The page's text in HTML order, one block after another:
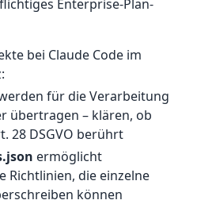
Enterprise-Plan-
bei Claude Code im
für die Verarbeitung
übertragen – klären, ob
28 DSGVO berührt
ermöglicht
Richtlinien, die einzelne
können